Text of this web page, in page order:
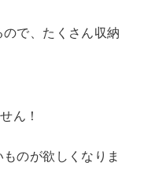
で、たくさん収納
ん！
のが欲しくなりま